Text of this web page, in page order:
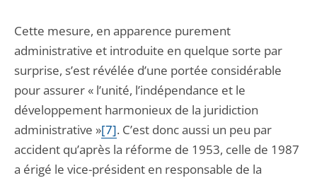
Cette mesure, en apparence purement
administrative et introduite en quelque sorte par
surprise, s’est révélée d’une portée considérable
pour assurer « l’unité, l’indépendance et le
développement harmonieux de la juridiction
administrative »[7]. C’est donc aussi un peu par
accident qu’après la réforme de 1953, celle de 1987
a érigé le vice-président en responsable de la